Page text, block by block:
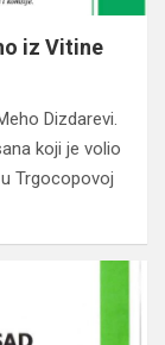
iz Vitine
Dizdarevi.
koji je volio
Trgocopovoj